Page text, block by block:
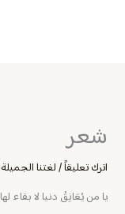
شعر
اترك تعليقاً/لغتنا الجميلة
يا من يُعَانِقُ دنيا لا بقاء لها